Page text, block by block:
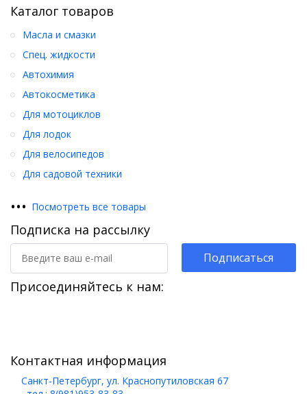
Каталог товаров
Масла и смазки
Спец. жидкости
Автохимия
Автокосметика
Для мотоциклов
Для лодок
Для велосипедов
Для садовой техники
••• Посмотреть все товары
Подписка на рассылку
Подписаться
Присоединяйтесь к нам:
Контактная информация
Санкт-Петербург, ул. Краснопутиловская 67